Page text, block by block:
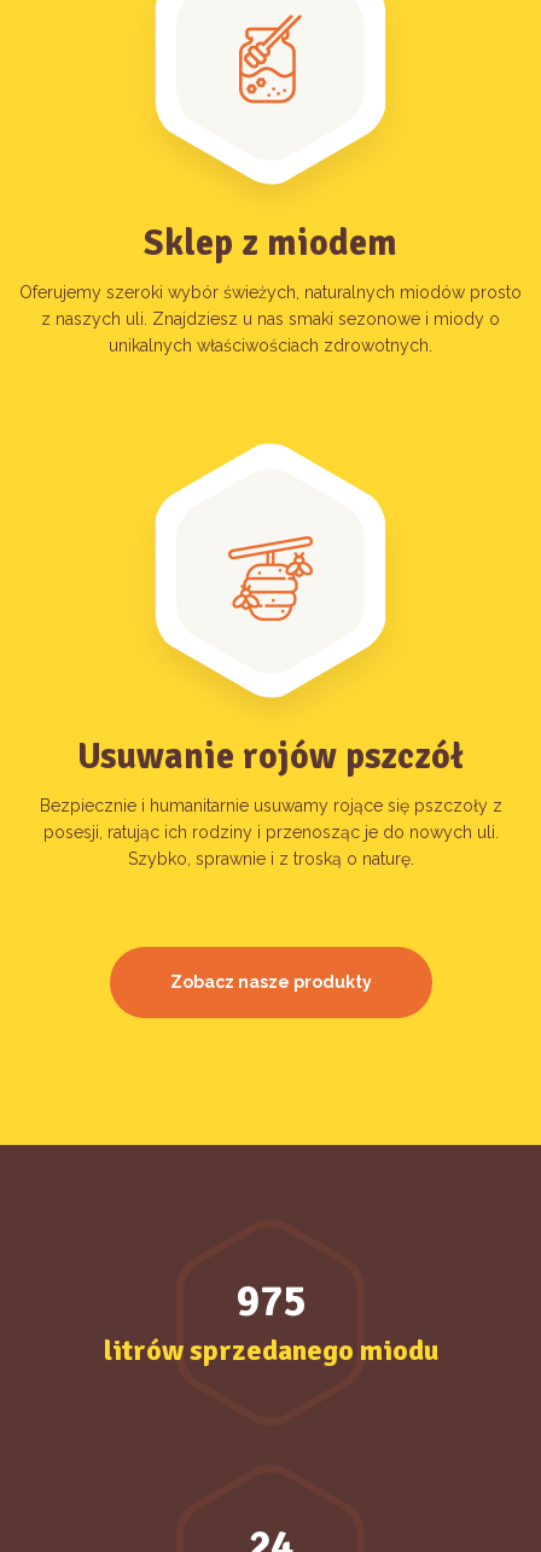
Sklep z miodem
Oferujemy szeroki wybór świeżych, naturalnych miodów prosto
z naszych uli. Znajdziesz u nas smaki sezonowe i miody o
unikalnych właściwościach zdrowotnych.
Usuwanie rojów pszczół
Bezpiecznie i humanitarnie usuwamy rojące się pszczoły z
posesji, ratując ich rodziny i przenosząc je do nowych uli.
Szybko, sprawnie i z troską o naturę.
Zobacz nasze produkty
975
litrów sprzedanego miodu